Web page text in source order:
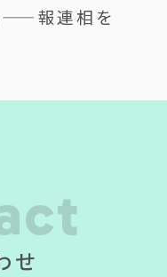
——報連相を
せ